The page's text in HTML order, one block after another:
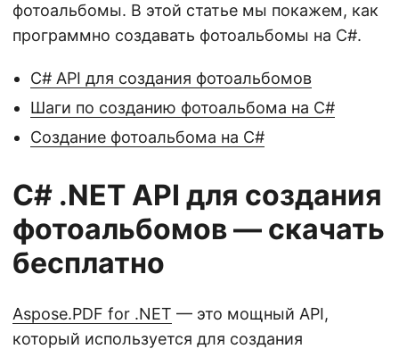
фотоальбомы. В этой статье мы покажем, как
программно создавать фотоальбомы на C#.
C# API для создания фотоальбомов
Шаги по созданию фотоальбома на C#
Создание фотоальбома на C#
C# .NET API для создания
фотоальбомов — скачать
бесплатно
Aspose.PDF for .NET — это мощный API,
который используется для создания